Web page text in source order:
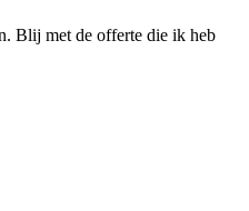
Blij met de offerte die ik heb